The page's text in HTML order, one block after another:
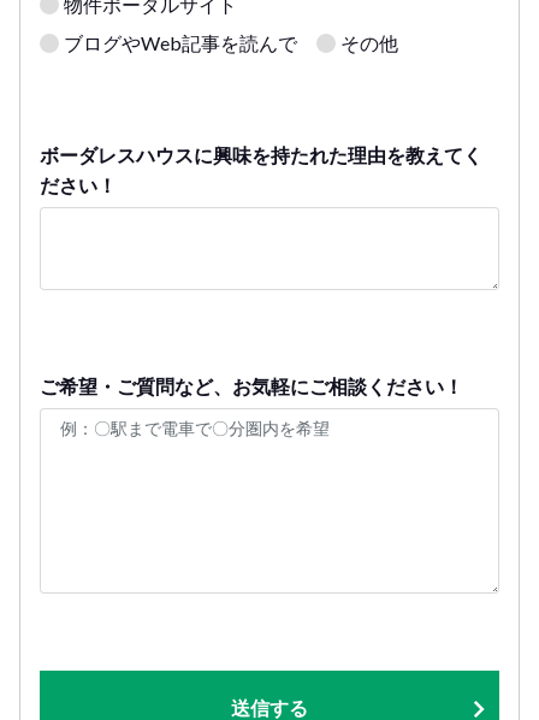
ブログやWeb記事を読んで
その他
ボーダレスハウスに興味を持たれた理由を教えてく
ださい！
ご希望・ご質問など、お気軽にご相談ください！
送信する